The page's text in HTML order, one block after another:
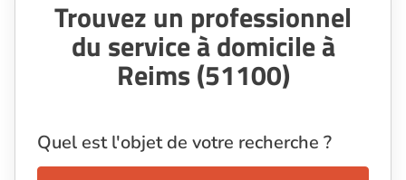
Trouvez un professionnel
du service à domicile à
Reims (51100)
Quel est l'objet de votre recherche ?